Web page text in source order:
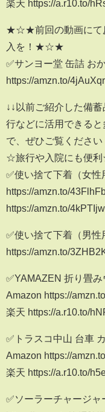
楽天 https://a.r10.to/
★☆★前回の動画にて
入を！★☆★
✅サンヨー堂 缶詰 お
https://amzn.to/4jAuXqr
↓↓以前ご紹介した備
行などに活用できる
で、ぜひご覧ください
☆旅行や入院にも便
✅使い捨て下着（女性
https://amzn.to/
https://amzn.to/4kPTIjw
✅使い捨て下着（男性
https://amzn.to/
✅YAMAZEN 折り畳
Amazon https://
楽天 https://a.r10.to/
✅トラスコ中山 台車
Amazon https://
楽天 https://a.r10.to/
✅ソーラーチャージャ